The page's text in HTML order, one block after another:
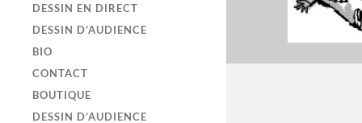
DESSIN EN DIRECT
DESSIN D’AUDIENCE
BIO
CONTACT
BOUTIQUE
DESSIN D’AUDIENCE